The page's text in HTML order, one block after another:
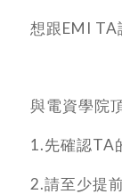
想跟EMI TA
與電資學院
1.先確認TA
2.請至少提